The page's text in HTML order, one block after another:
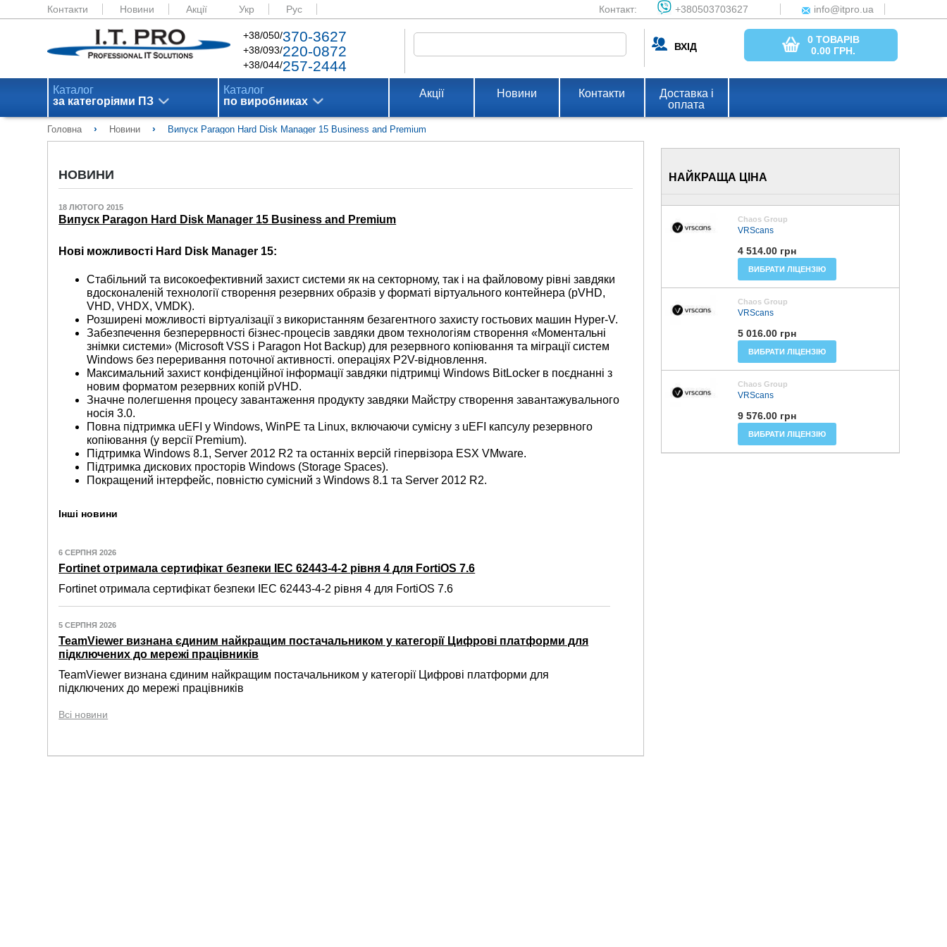
Контакти Новини Акції Укр Рус Контакт: +380503703627 info@itpro.ua
+38/050/370-3627
+38/093/220-0872
+38/044/257-2444
ВХІД
0 ТОВАРІВ
0.00 ГРН.
Каталог
за категоріями ПЗ
Каталог
по виробниках
Акції Новини Контакти
Доставка і
оплата
Головна › Новини › Випуск Paragon Hard Disk Manager 15 Business and Premium
НОВИНИ
18 ЛЮТОГО 2015
Випуск Paragon Hard Disk Manager 15 Business and Premium
Нові можливості Hard Disk Manager 15:
Стабільний та високоефективний захист системи як на секторному, так і на файловому рівні завдяки
вдосконаленій технології створення резервних образів у форматі віртуального контейнера (pVHD,
VHD, VHDX, VMDK).
Розширені можливості віртуалізації з використанням безагентного захисту гостьових машин Hyper-V.
Забезпечення безперервності бізнес-процесів завдяки двом технологіям створення «Моментальні
знімки системи» (Microsoft VSS і Paragon Hot Backup) для резервного копіювання та міграції систем
Windows без переривання поточної активності. операціях P2V-відновлення.
Максимальний захист конфіденційної інформації завдяки підтримці Windows BitLocker в поєднанні з
новим форматом резервних копій pVHD.
Значне полегшення процесу завантаження продукту завдяки Майстру створення завантажувального
носія 3.0.
Повна підтримка uEFI у Windows, WinPE та Linux, включаючи сумісну з uEFI капсулу резервного
копіювання (у версії Premium).
Підтримка Windows 8.1, Server 2012 R2 та останніх версій гіпервізора ESX VMware.
Підтримка дискових просторів Windows (Storage Spaces).
Покращений інтерфейс, повністю сумісний з Windows 8.1 та Server 2012 R2.
Інші новини
6 СЕРПНЯ 2026
Fortinet отримала сертифікат безпеки IEC 62443-4-2 рівня 4 для FortiOS 7.6
Fortinet отримала сертифікат безпеки IEC 62443-4-2 рівня 4 для FortiOS 7.6
5 СЕРПНЯ 2026
TeamViewer визнана єдиним найкращим постачальником у категорії Цифрові платформи для
підключених до мережі працівників
TeamViewer визнана єдиним найкращим постачальником у категорії Цифрові платформи для
підключених до мережі працівників
Всі новини
НАЙКРАЩА ЦІНА
Chaos Group
VRScans
4 514.00 грн
ВИБРАТИ ЛІЦЕНЗІЮ
Chaos Group
VRScans
5 016.00 грн
ВИБРАТИ ЛІЦЕНЗІЮ
Chaos Group
VRScans
9 576.00 грн
ВИБРАТИ ЛІЦЕНЗІЮ